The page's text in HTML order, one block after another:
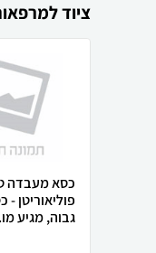
ציוד
כסא מעבדה
פוליאוריטן
גבוה, מגיע